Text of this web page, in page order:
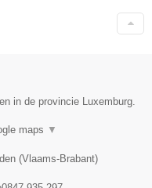
in de provincie Luxemburg.
maps ▼
(Vlaams-Brabant)